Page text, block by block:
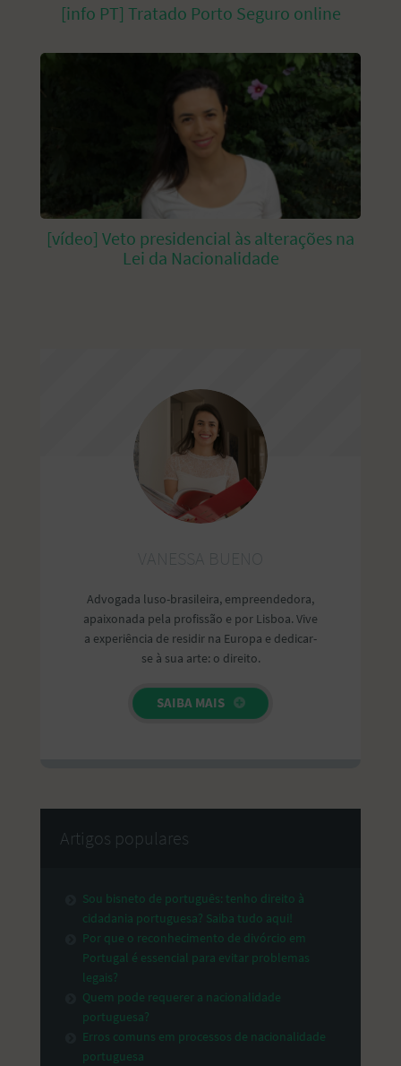
[info PT] Tratado Porto Seguro online
[vídeo] Veto presidencial às alterações na
Lei da Nacionalidade
Advogada luso-brasileira, empreendedora,
apaixonada pela profissão e por Lisboa. Vive
a experiência de residir na Europa e dedicar-
se à sua arte: o direito.
SAIBA MAIS
Artigos populares
Sou bisneto de português: tenho direito à
cidadania portuguesa? Saiba tudo aqui!
Por que o reconhecimento de divórcio em
Portugal é essencial para evitar problemas
legais?
Quem pode requerer a nacionalidade
portuguesa?
Erros comuns em processos de nacionalidade
portuguesa